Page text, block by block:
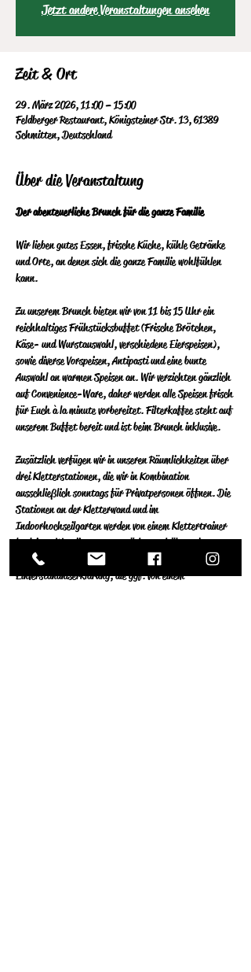
Jetzt andere Veranstaltungen ansehen
Zeit & Ort
29. März 2026, 11:00 – 15:00
Feldberger Restaurant, Königsteiner Str. 13, 61389
Schmitten, Deutschland
Über die Veranstaltung
Der abenteuerliche Brunch für die ganze Familie
Wir lieben gutes Essen, frische Küche, kühle Getränke
und Orte, an denen sich die ganze Familie wohlfühlen
kann.
Zu unserem Brunch bieten wir von 11 bis 15 Uhr ein
reichhaltiges Frühstücksbuffet (Frische Brötchen,
Käse- und Wurstauswahl, verschiedene Eierspeisen),
sowie diverse Vorspeisen, Antipasti und eine bunte
Auswahl an warmen Speisen an.  Wir verzichten gänzlich
auf Convenience-Ware, daher werden alle Speisen frisch
für Euch à la minute vorbereitet.  Filterkaffee steht auf
unserem Buffet bereit und ist beim Brunch inklusive.
Zusätzlich verfügen wir in unseren Räumlichkeiten über
drei Kletterstationen, die wir in Kombination
ausschließlich sonntags für Privatpersonen öffnen. Die
Stationen an der Kletterwand und im
Indoorhochseilgarten werden von einem Klettertrainer
begleitet.  Wer diese nutzen  möchte, erhält an der
Theke oder bei unserem Serviceteam eine
Einverständniserklärung, die ggf. von einem